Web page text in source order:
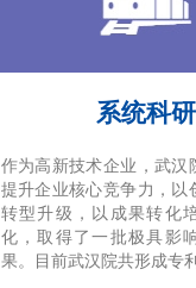
系统科研
作为高新技术企业，武汉
提升企业核心竞争力，以
转型升级，以成果转化
化，取得了一批极具影
果。目前武汉院共形成专